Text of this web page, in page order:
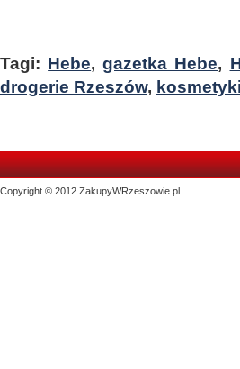
Tagi: Hebe,gazetka Hebe,
drogerie Rzeszów, kosmetyki
Copyright © 2012 ZakupyWRzeszowie.pl